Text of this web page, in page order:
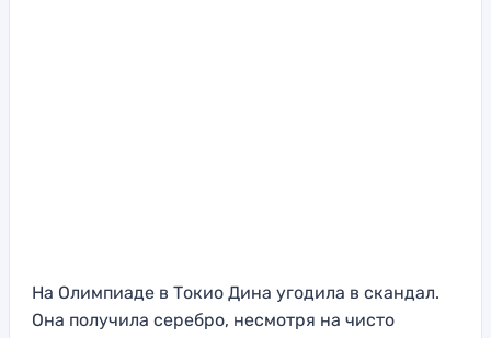
На Олимпиаде в Токио Дина угодила в скандал.
Она получила серебро, несмотря на чисто